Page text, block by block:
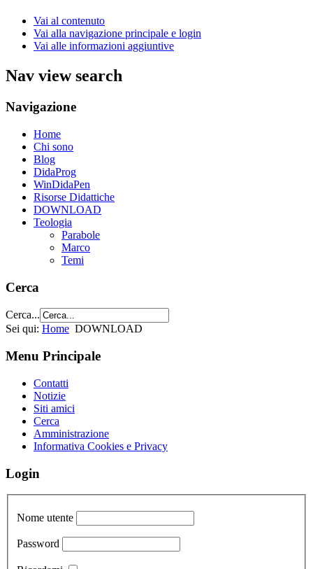
Vai al contenuto
Vai alla navigazione principale e login
Vai alle informazioni aggiuntive
Nav view search
Navigazione
Home
Chi sono
Blog
DidaProg
WinDidaPen
Risorse Didattiche
DOWNLOAD
Teologia
Parabole
Marco
Temi
Cerca
Cerca...
Sei qui: Home DOWNLOAD
Menu Principale
Contatti
Notizie
Siti amici
Cerca
Amministrazione
Informativa Cookies e Privacy
Login
Nome utente
Password